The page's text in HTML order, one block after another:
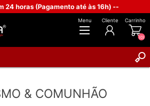
24 horas (Pagamento até às 16h) --
Menu Cliente Carrinho
(0)
& COMUNHÃO